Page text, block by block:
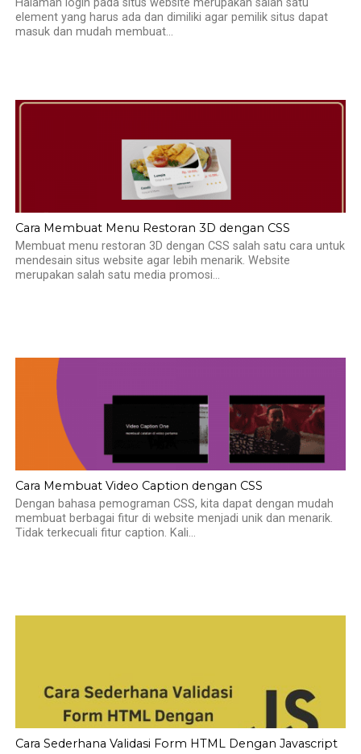
Halaman login pada situs website merupakan salah satu
element yang harus ada dan dimiliki agar pemilik situs dapat
masuk dan mudah membuat...
Cara Membuat Menu Restoran 3D dengan CSS
Membuat menu restoran 3D dengan CSS salah satu cara untuk
mendesain situs website agar lebih menarik. Website
merupakan salah satu media promosi...
Cara Membuat Video Caption dengan CSS
Dengan bahasa pemograman CSS, kita dapat dengan mudah
membuat berbagai fitur di website menjadi unik dan menarik.
Tidak terkecuali fitur caption. Kali...
Cara Sederhana Validasi Form HTML Dengan Javascript